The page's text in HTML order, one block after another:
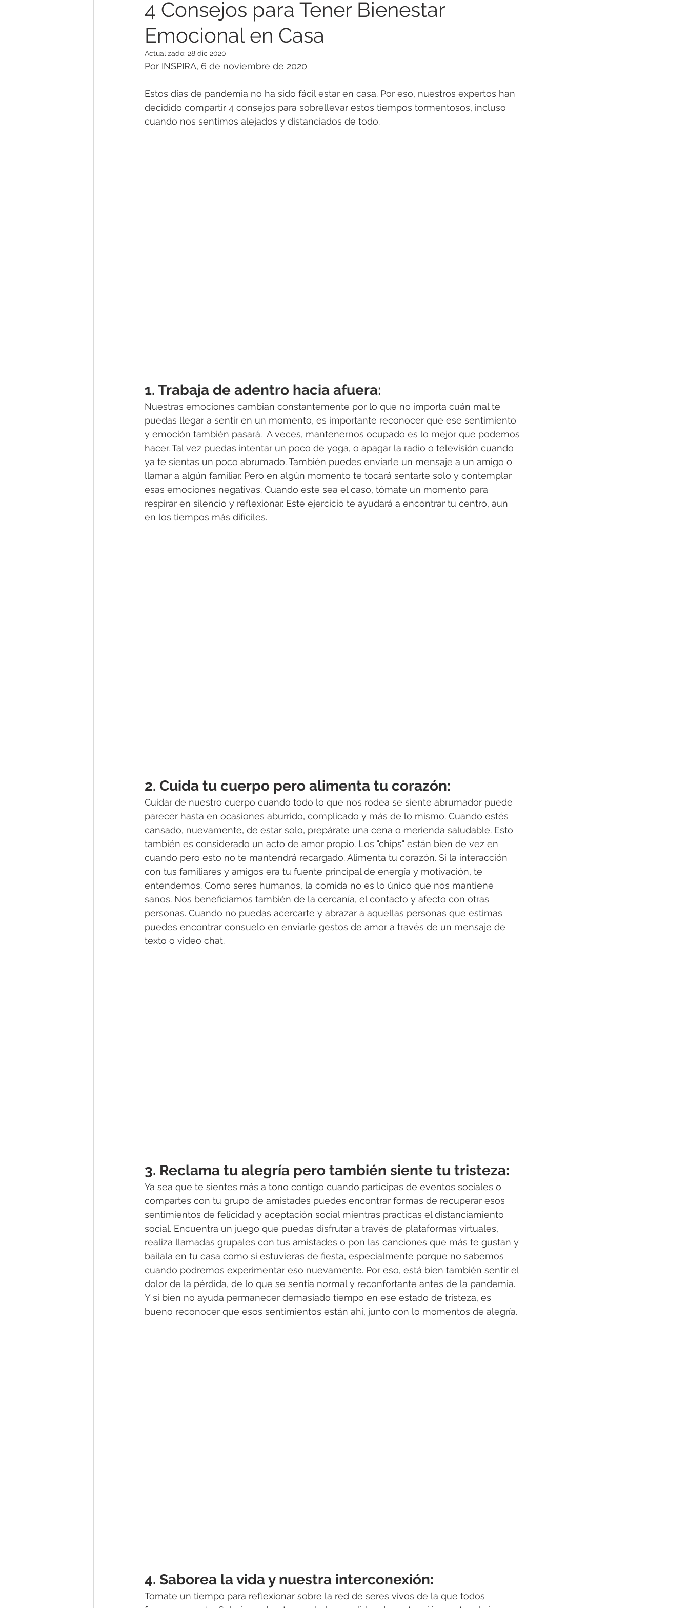
Género y Sexualidad Prevención Suicidio Soledad
Problemas de Parejas/Familia Trastornos de Conducta
Agotamiento Mental Mindfulness Resiliencia Salud Física y Emocional Condiciones Mentales
4 Consejos para Tener Bienestar
Emocional en Casa
Actualizado: 28 dic 2020
Por INSPIRA, 6 de noviembre de 2020
Estos días de pandemia no ha sido fácil estar en casa. Por eso, nuestros expertos han
decidido compartir 4 consejos para sobrellevar estos tiempos tormentosos, incluso
cuando nos sentimos alejados y distanciados de todo.
1. Trabaja de adentro hacia afuera:
Nuestras emociones cambian constantemente por lo que no importa cuán mal te
puedas llegar a sentir en un momento, es importante reconocer que ese sentimiento
y emoción también pasará.  A veces, mantenernos ocupado es lo mejor que podemos
hacer. Tal vez puedas intentar un poco de yoga, o apagar la radio o televisión cuando
ya te sientas un poco abrumado. También puedes enviarle un mensaje a un amigo o
llamar a algún familiar. Pero en algún momento te tocará sentarte solo y contemplar
esas emociones negativas. Cuando este sea el caso, tómate un momento para
respirar en silencio y reflexionar. Este ejercicio te ayudará a encontrar tu centro, aun
en los tiempos más difíciles.
2. Cuida tu cuerpo pero alimenta tu corazón:
Cuidar de nuestro cuerpo cuando todo lo que nos rodea se siente abrumador puede
parecer hasta en ocasiones aburrido, complicado y más de lo mismo. Cuando estés
cansado, nuevamente, de estar solo, prepárate una cena o merienda saludable. Esto
también es considerado un acto de amor propio. Los "chips" están bien de vez en
cuando pero esto no te mantendrá recargado. Alimenta tu corazón. Si la interacción
con tus familiares y amigos era tu fuente principal de energía y motivación, te
entendemos. Como seres humanos, la comida no es lo único que nos mantiene
sanos. Nos beneficiamos también de la cercanía, el contacto y afecto con otras
personas. Cuando no puedas acercarte y abrazar a aquellas personas que estimas
puedes encontrar consuelo en enviarle gestos de amor a través de un mensaje de
texto o video chat.
3. Reclama tu alegría pero también siente tu tristeza:
Ya sea que te sientes más a tono contigo cuando participas de eventos sociales o
compartes con tu grupo de amistades puedes encontrar formas de recuperar esos
sentimientos de felicidad y aceptación social mientras practicas el distanciamiento
social. Encuentra un juego que puedas disfrutar a través de plataformas virtuales,
realiza llamadas grupales con tus amistades o pon las canciones que más te gustan y
bailala en tu casa como si estuvieras de fiesta, especialmente porque no sabemos
cuando podremos experimentar eso nuevamente. Por eso, está bien también sentir el
dolor de la pérdida, de lo que se sentía normal y reconfortante antes de la pandemia.
Y si bien no ayuda permanecer demasiado tiempo en ese estado de tristeza, es
bueno reconocer que esos sentimientos están ahí, junto con lo momentos de alegría.
4. Saborea la vida y nuestra interconexión:
Tomate un tiempo para reflexionar sobre la red de seres vivos de la que todos